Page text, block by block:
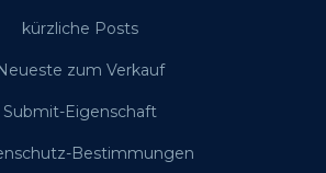
kürzliche Posts
zum Verkauf
Submit-Eigenschaft
Bestimmungen